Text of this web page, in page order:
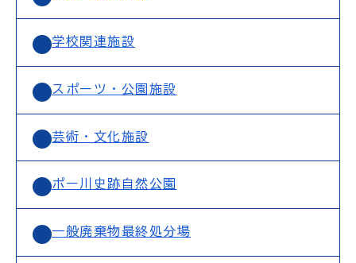
学校関連施設
スポーツ・公園施設
芸術・文化施設
ポー川史跡自然公園
一般廃棄物最終処分場